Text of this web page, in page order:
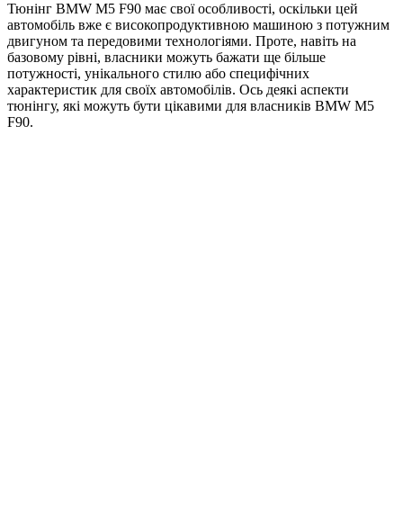
Тюнінг BMW M5 F90 має свої особливості, оскільки цей
автомобіль вже є високопродуктивною машиною з потужним
двигуном та передовими технологіями. Проте, навіть на
базовому рівні, власники можуть бажати ще більше
потужності, унікального стилю або специфічних
характеристик для своїх автомобілів. Ось деякі аспекти
тюнінгу, які можуть бути цікавими для власників BMW M5
F90.